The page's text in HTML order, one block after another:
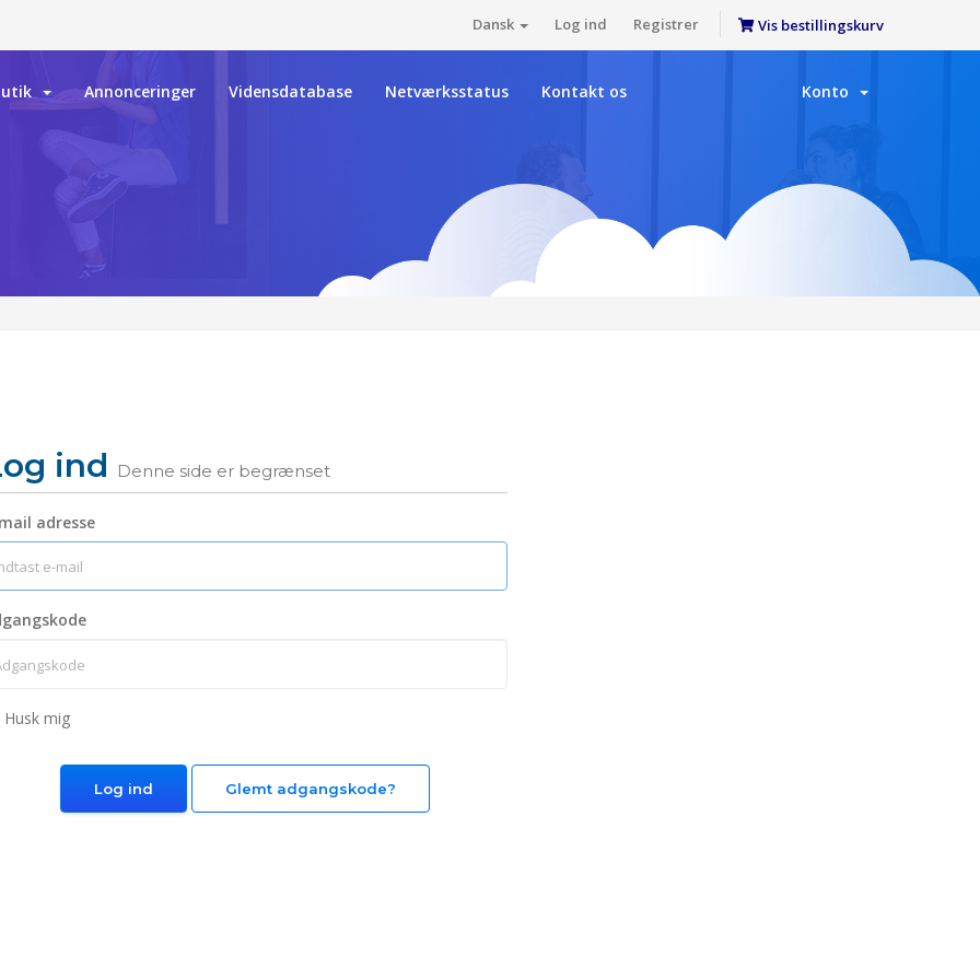
Dansk Log ind Registrer Vis bestillingskurv
Annonceringer Vidensdatabase Netværksstatus Kontakt os Konto
ind Denne side er begrænset
adresse
Husk mig
Glemt adgangskode?